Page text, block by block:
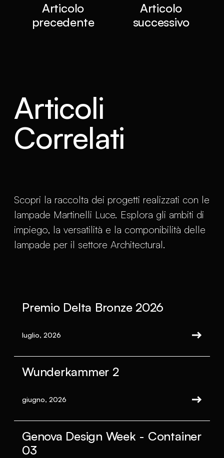
Articolo
precedente
Articolo
successivo
Articoli
Correlati
Scopri la raccolta dei progetti realizzati con le
lampade Martinelli Luce. Esplora gli ambiti di
impiego, la versatilità e la componibilità delle
lampade per il settore Architectural.
Premio Delta Bronze 2026
luglio, 2026
Wunderkammer 2
giugno, 2026
Genova Design Week - Container
03